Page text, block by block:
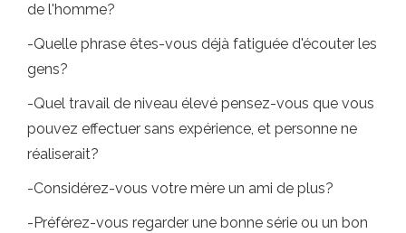
de l'homme?
-Quelle phrase êtes-vous déjà fatiguée d'écouter les
gens?
-Quel travail de niveau élevé pensez-vous que vous
pouvez effectuer sans expérience, et personne ne
réaliserait?
-Considérez-vous votre mère un ami de plus?
-Préférez-vous regarder une bonne série ou un bon